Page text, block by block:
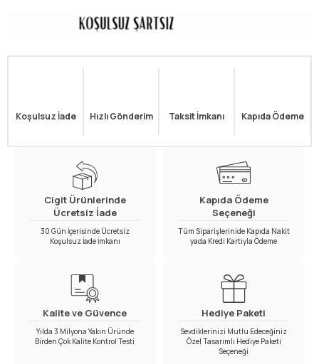
Koşulsuz İade Hızlı Gönderim Taksit İmkanı Kapıda Ödeme
Cigit Ürünlerinde
Ücretsiz İade
30 Gün İçerisinde Ücretsiz
Koşulsuz İade İmkanı
Kapıda Ödeme
Seçeneği
Tüm Siparişlerinide Kapıda Nakit
yada Kredi Kartıyla Ödeme
Kalite ve Güvence
Yılda 3 Milyona Yakın Üründe
Birden Çok Kalite Kontrol Testi
Hediye Paketi
Sevdiklerinizi Mutlu Edeceğiniz
Özel Tasarımlı Hediye Paketi
Seçeneği